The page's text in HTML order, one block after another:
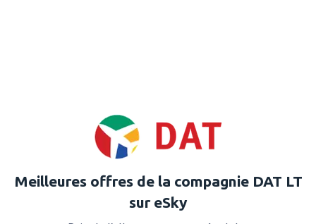
Meilleures offres de la compagnie DAT LT
sur eSky